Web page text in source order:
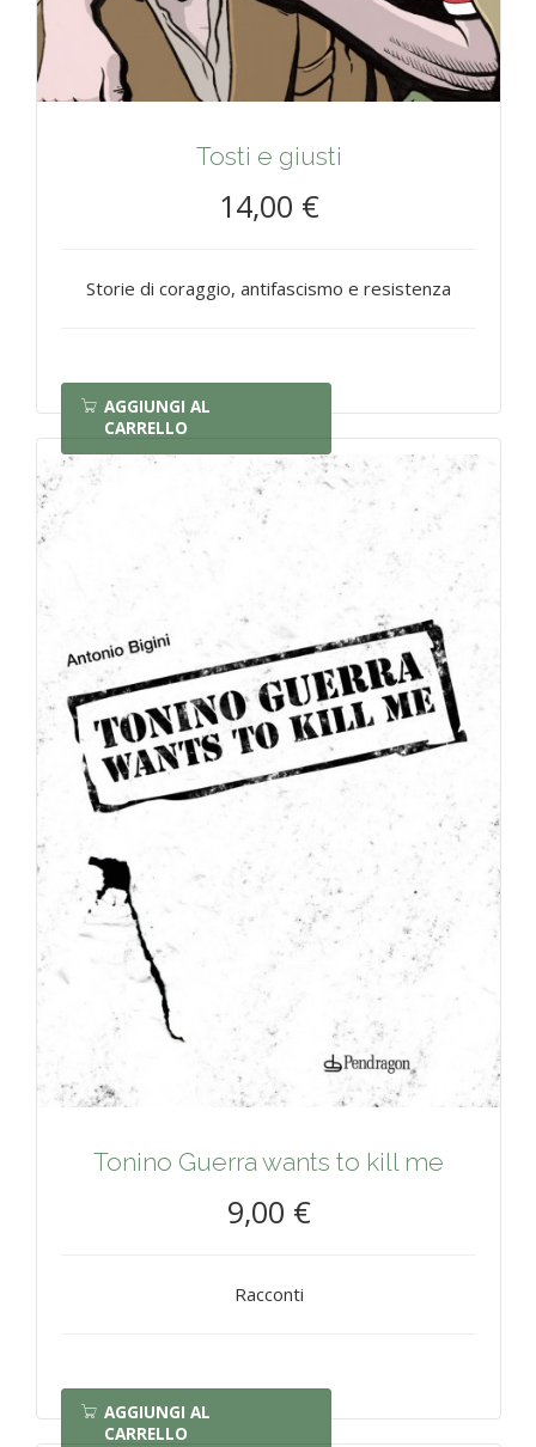
Tosti e giusti
14,00 €
Storie di coraggio, antifascismo e resistenza
AGGIUNGI AL
CARRELLO
Tonino Guerra wants to kill me
9,00 €
Racconti
AGGIUNGI AL
CARRELLO